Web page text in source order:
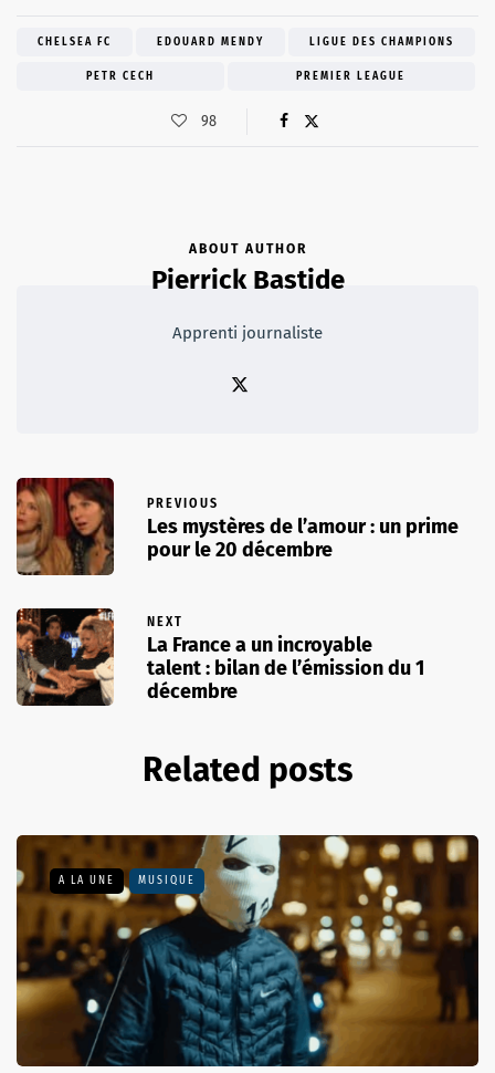
CHELSEA FC EDOUARD MENDY LIGUE DES CHAMPIONS
PETR CECH PREMIER LEAGUE
98
ABOUT AUTHOR
Pierrick Bastide
Apprenti journaliste
PREVIOUS
Les mystères de l’amour : un prime
pour le 20 décembre
NEXT
La France a un incroyable
talent : bilan de l’émission du 1
décembre
Related posts
A LA UNE MUSIQUE